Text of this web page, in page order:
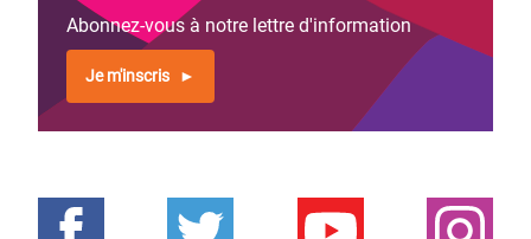
Abonnez-vous à notre lettre d'information
Je m'inscris